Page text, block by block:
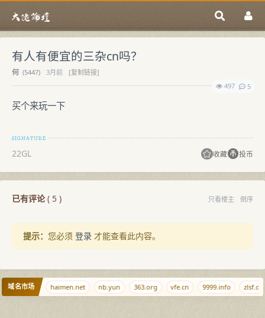
有人有便宜的三杂cn吗？
何 (5447) 3月前
[复制链接]
497
5
买个来玩一下
22GL 收藏 投币
已有评论( 5 ) 只看楼主 倒序
提示： 您必须 登录 才能查看此内容。
域名市场
347.cn haimen.net nb.yun 363.org vfe.cn 9999.info